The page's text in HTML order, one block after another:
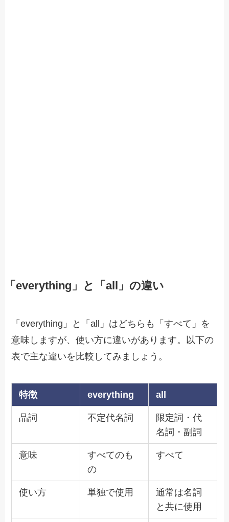
「everything」と「all」の違い
「everything」と「all」はどちらも「すべて」を
意味しますが、使い方に違いがあります。以下の
表で主な違いを比較してみましょう。
特徴 everything all
品詞 不定代名詞
限定詞・代
名詞・副詞
意味
すべてのも
の
すべて
使い方 単独で使用
通常は名詞
と共に使用